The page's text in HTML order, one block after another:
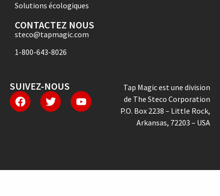
Solutions écologiques
CONTACTEZ NOUS
steco@tapmagic.com
1-800-643-8026
SUIVEZ-NOUS
Tap Magic est une division
de The Steco Corporation
P.O. Box 2238 – Little Rock,
Arkansas, 72203 – USA